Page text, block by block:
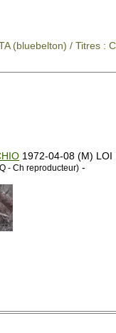
(bluebelton) / Titres :
1972-04-08 (M) LOI
- Ch reproducteur) -